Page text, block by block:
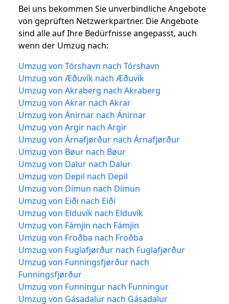
Bei uns bekommen Sie unverbindliche Angebote
von geprüften Netzwerkpartner. Die Angebote
sind alle auf Ihre Bedürfnisse angepasst, auch
wenn der Umzug nach:
Umzug von Tórshavn nach Tórshavn
Umzug von Æðuvík nach Æðuvík
Umzug von Akraberg nach Akraberg
Umzug von Akrar nach Akrar
Umzug von Ánirnar nach Ánirnar
Umzug von Argir nach Argir
Umzug von Árnafjørður nach Árnafjørður
Umzug von Bøur nach Bøur
Umzug von Dalur nach Dalur
Umzug von Depil nach Depil
Umzug von Dímun nach Dímun
Umzug von Eiði nach Eiði
Umzug von Elduvík nach Elduvík
Umzug von Fámjin nach Fámjin
Umzug von Froðba nach Froðba
Umzug von Fuglafjørður nach Fuglafjørður
Umzug von Funningsfjørður nach
Funningsfjørður
Umzug von Funningur nach Funningur
Umzug von Gásadalur nach Gásadalur